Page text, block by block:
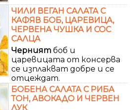
ЧИЛИ ВЕГАН САЛАТА С
КАФЯВ БОБ, ЦАРЕВИЦА,
ЧЕРВЕНА ЧУШКА И СОС
САЛЦА
Черният боб и
царевицата от консерва
се изплакват добре и се
отцеждат.
БОБЕНА САЛАТА С РИБА
ТОН, АВОКАДО И ЧЕРВЕН
ЛУК